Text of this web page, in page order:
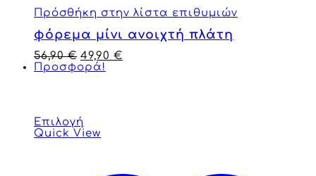
Πρόσθήκη στην λίστα επιθυμιών
φόρεμα μίνι ανοιχτή πλάτη
56,90€ 49,90 €
Προσφορά!
Επιλογή
Quick View